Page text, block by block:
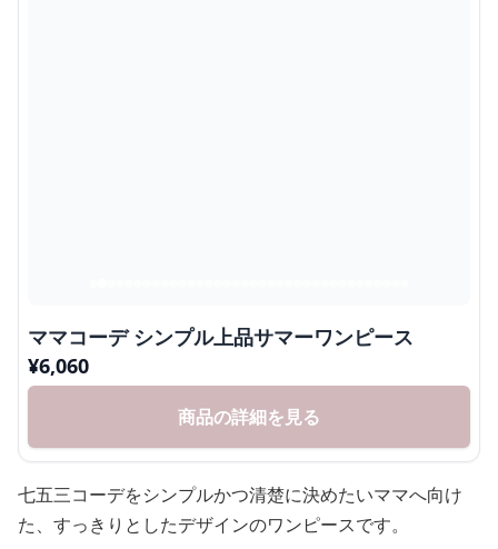
ママコーデ シンプル上品サマーワンピース
¥6,060
商品の詳細を見る
七五三コーデをシンプルかつ清楚に決めたいママへ向け
た、すっきりとしたデザインのワンピースです。